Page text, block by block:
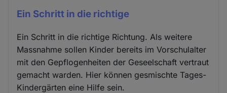
Ein Schritt in die richtige
Ein Schritt in die richtige Richtung. Als weitere
Massnahme sollen Kinder bereits im Vorschulalter
mit den Gepflogenheiten der Geseelschaft vertraut
gemacht warden. Hier können gesmischte Tages-
Kindergärten eine Hilfe sein.